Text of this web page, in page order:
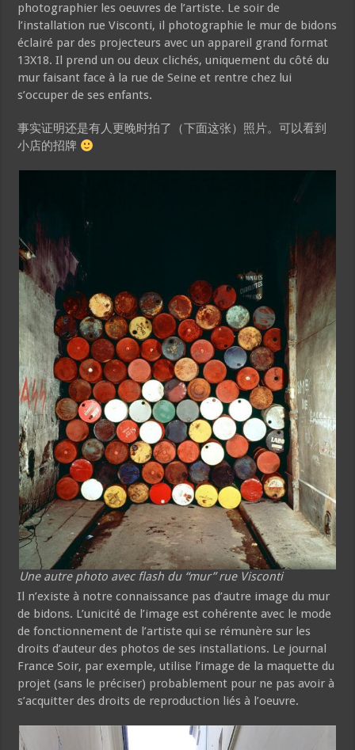
photographier les oeuvres de l’artiste. Le soir de
l’installation rue Visconti, il photographie le mur de bidons
éclairé par des projecteurs avec un appareil grand format
13X18. Il prend un ou deux clichés, uniquement du côté du
mur faisant face à la rue de Seine et rentre chez lui
s’occuper de ses enfants.
事实证明还是有人更晚时拍了（下面这张）照片。可以看到
小店的招牌
Une autre photo avec flash du “mur” rue Visconti
Il n’existe à notre connaissance pas d’autre image du mur
de bidons. L’unicité de l’image est cohérente avec le mode
de fonctionnement de l’artiste qui se rémunère sur les
droits d’auteur des photos de ses installations. Le journal
France Soir, par exemple, utilise l’image de la maquette du
projet (sans le préciser) probablement pour ne pas avoir à
s’acquitter des droits de reproduction liés à l’oeuvre.